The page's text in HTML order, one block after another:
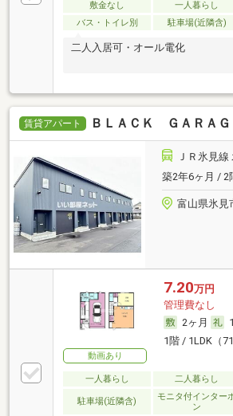
敷金なし 一人暮らし
バス・トイレ別
駐車場(近隣含)
二人入居可・オール電化
賃貸アパート ＢＬＡＣＫ ＧＡＲＡＧ
ＪＲ氷見
築2年6ヶ月 / 2
富山県氷見
動画あり
7.20万円
管理費なし
2ヶ月
1階 / 1LDK（
一人暮らし 二人暮らし
駐車場(近隣含)
モニタ付インター
ン